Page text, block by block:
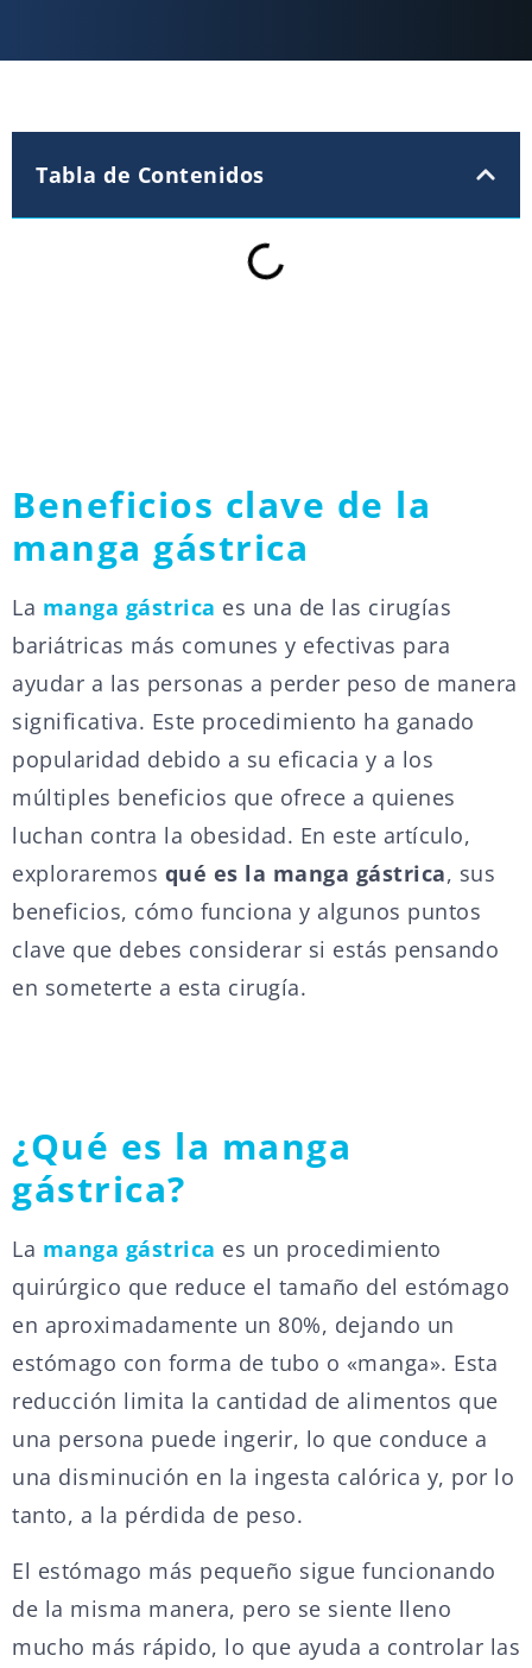
Tabla de Contenidos
Beneficios clave de la
manga gástrica
La manga gástrica es una de las cirugías
bariátricas más comunes y efectivas para
ayudar a las personas a perder peso de manera
significativa. Este procedimiento ha ganado
popularidad debido a su eficacia y a los
múltiples beneficios que ofrece a quienes
luchan contra la obesidad. En este artículo,
exploraremos qué es la manga gástrica, sus
beneficios, cómo funciona y algunos puntos
clave que debes considerar si estás pensando
en someterte a esta cirugía.
¿Qué es la manga
gástrica?
La manga gástrica es un procedimiento
quirúrgico que reduce el tamaño del estómago
en aproximadamente un 80%, dejando un
estómago con forma de tubo o «manga». Esta
reducción limita la cantidad de alimentos que
una persona puede ingerir, lo que conduce a
una disminución en la ingesta calórica y, por lo
tanto, a la pérdida de peso.
El estómago más pequeño sigue funcionando
de la misma manera, pero se siente lleno
mucho más rápido, lo que ayuda a controlar las